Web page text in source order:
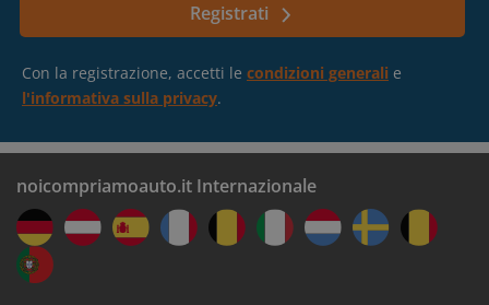
Registrati
Con la registrazione, accetti le condizioni generali e
l'informativa sulla privacy.
noicompriamoauto.it Internazionale